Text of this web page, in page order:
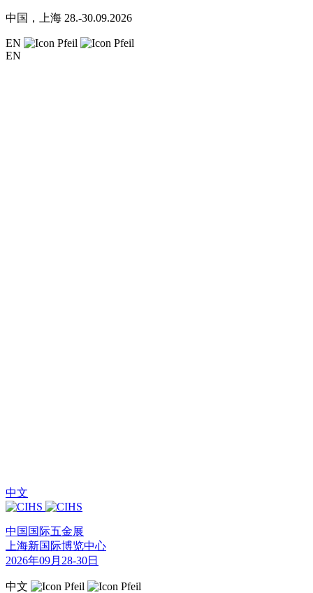
中国，上海 28.-30.09.2026
EN
EN
中文
中国国际五金展
上海新国际博览中心
2026年09月28-30日
中文